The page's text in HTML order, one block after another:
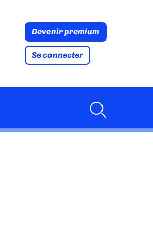
Devenir premium
Se connecter